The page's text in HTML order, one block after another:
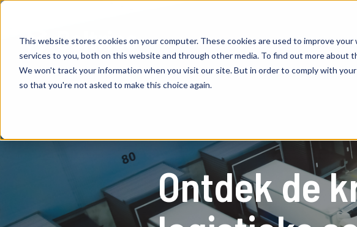
This website stores cookies on your computer. These cookies are used to improve
services to you, both on this website and through other media. To find out more about
We won't track your information when you visit our site. But in order to comply with
so that you're not asked to make this choice again.
Ontdek de